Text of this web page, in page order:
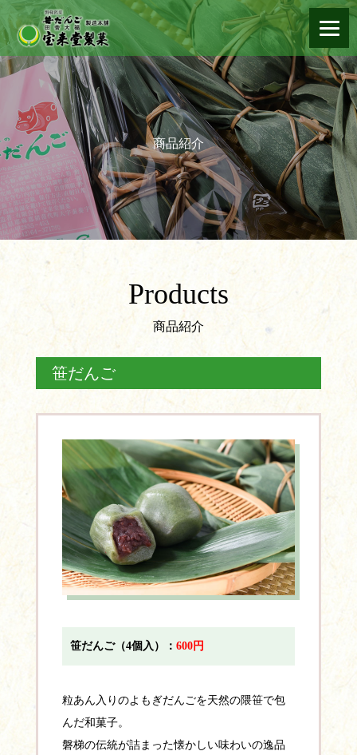
商品紹介
Products
商品紹介
笹だんご
笹だんご（4個入）： 600円
粒あん入りのよもぎだんごを天然の隈笹で包
んだ和菓子。
磐梯の伝統が詰まった懐かしい味わいの逸品